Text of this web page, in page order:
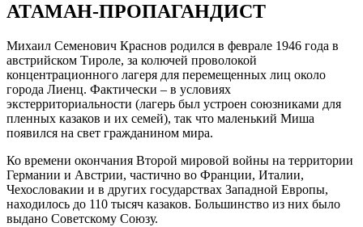
АТАМАН-ПРОПАГАНДИСТ
Михаил Семенович Краснов родился в феврале 1946 года в
австрийском Тироле, за колючей проволокой
концентрационного лагеря для перемещенных лиц около
города Лиенц. Фактически – в условиях
экстерриториальности (лагерь был устроен союзниками для
пленных казаков и их семей), так что маленький Миша
появился на свет гражданином мира.
Ко времени окончания Второй мировой войны на территории
Германии и Австрии, частично во Франции, Италии,
Чехословакии и в других государствах Западной Европы,
находилось до 110 тысяч казаков. Большинство из них было
выдано Советскому Союзу.